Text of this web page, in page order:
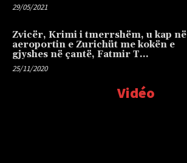
29/05/2021
Zvicër, Krimi i tmerrshëm, u kap në
aeroportin e Zurichüt me kokën e
gjyshes në çantë, Fatmir T…
25/11/2020
Vidéo